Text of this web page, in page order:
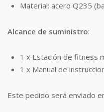
Material: acero Q235
Alcance de suministro:
1 x Estación de fitness
1 x Manual de
Este pedido será enviado